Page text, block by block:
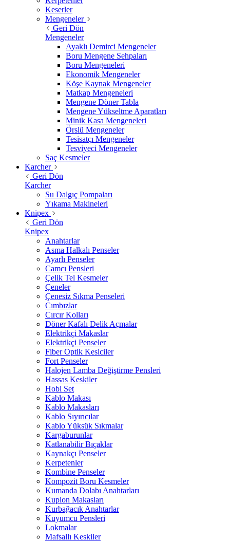
Keserler
Mengeneler
Geri Dön
Mengeneler
Ayaklı Demirci Mengeneler
Boru Mengene Sehpaları
Boru Mengeneleri
Ekonomik Mengeneler
Köşe Kaynak Mengeneler
Matkap Mengeneleri
Mengene Döner Tabla
Mengene Yükseltme Aparatları
Minik Kasa Mengeneleri
Örslü Mengeneler
Tesisatçı Mengeneler
Tesviyeci Mengeneler
Saç Kesmeler
Karcher
Geri Dön
Karcher
Su Dalgıç Pompaları
Yıkama Makineleri
Knipex
Geri Dön
Knipex
Anahtarlar
Asma Halkalı Penseler
Ayarlı Penseler
Camcı Pensleri
Çelik Tel Kesmeler
Çeneler
Çenesiz Sıkma Penseleri
Cımbızlar
Cırcır Kolları
Döner Kafalı Delik Açmalar
Elektrikçi Makaslar
Elektrikçi Penseler
Fiber Optik Kesiciler
Fort Penseler
Halojen Lamba Değiştirme Pensleri
Hassas Keskiler
Hobi Set
Kablo Makası
Kablo Makasları
Kablo Sıyırıcılar
Kablo Yüksük Sıkmalar
Kargaburunlar
Katlanabilir Bıçaklar
Kaynakçı Penseler
Kerpetenler
Kombine Penseler
Kompozit Boru Kesmeler
Kumanda Dolabı Anahtarları
Kuplon Makasları
Kurbağacık Anahtarlar
Kuyumcu Pensleri
Lokmalar
Mafsallı Keskiler